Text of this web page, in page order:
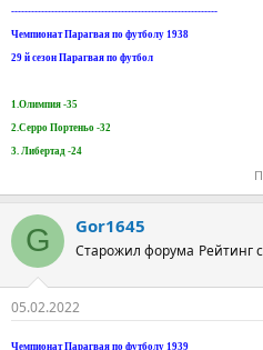
--------------------------------------------------------------
Чемпионат Парагвая по футболу 1938
29 й сезон Парагвая по футбол
1.Олимпия -35
2.Серро Портеньо -32
3. Либертад -24
G Gor1645
Старожил форума Рейтинг
05.02.2022
Чемпионат Парагвая по футболу 1939